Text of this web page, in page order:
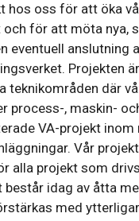
hos oss för att öka
för att möta nya,
eventuell anslutning
Projekten
teknikområden där
process-, maskin-
VA-projekt inom
Vår
alla projekt som
består idag av åtta
med